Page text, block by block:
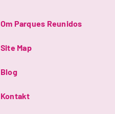
Om Parques Reunidos
Site Map
Blog
Kontakt